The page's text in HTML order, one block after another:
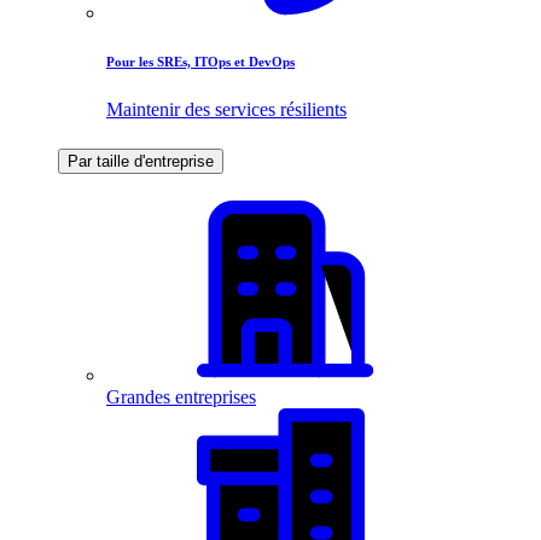
Pour les SREs, ITOps et DevOps
Maintenir des services résilients
Par taille d'entreprise
Grandes entreprises